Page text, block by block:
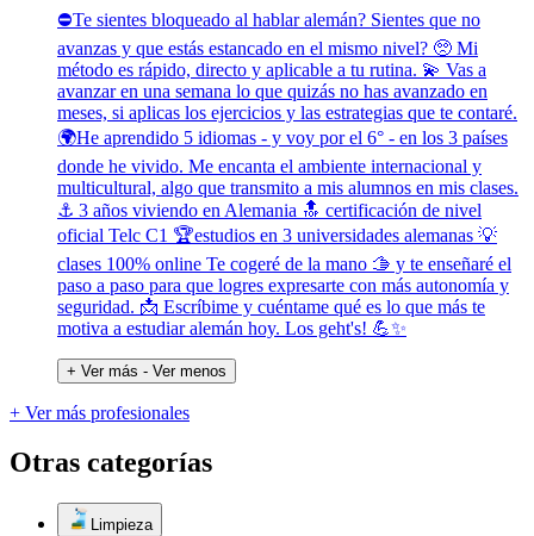
⛔Te sientes bloqueado al hablar alemán? Sientes que no
avanzas y que estás estancado en el mismo nivel? 🥺 Mi
método es rápido, directo y aplicable a tu rutina. 💫 Vas a
avanzar en una semana lo que quizás no has avanzado en
meses, si aplicas los ejercicios y las estrategias que te contaré.
🌍He aprendido 5 idiomas - y voy por el 6° - en los 3 países
donde he vivido. Me encanta el ambiente internacional y
multicultural, algo que transmito a mis alumnos en mis clases.
⚓ 3 años viviendo en Alemania 🔝 certificación de nivel
oficial Telc C1 🏆estudios en 3 universidades alemanas 💡
clases 100% online Te cogeré de la mano 🫱 y te enseñaré el
paso a paso para que logres expresarte con más autonomía y
seguridad. 📩 Escríbime y cuéntame qué es lo que más te
motiva a estudiar alemán hoy. Los geht's! 💪✨
+ Ver más - Ver menos
+ Ver más profesionales
Otras categorías
Limpieza